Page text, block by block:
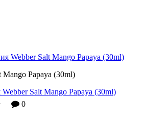
Mango Papaya (30ml)
Salt Mango Papaya (30ml)
0